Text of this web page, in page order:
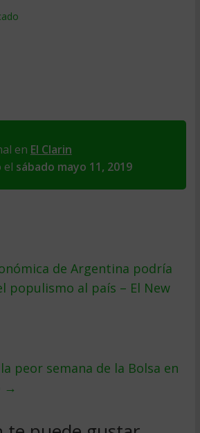
en El Clarin
el sábado mayo 11, 2019
de Argentina podría
populismo al país – El New
peor semana de la Bolsa en
→